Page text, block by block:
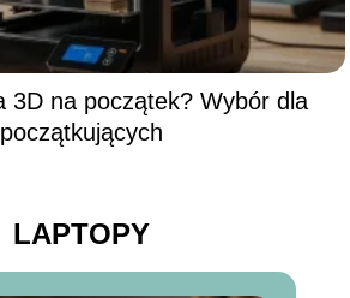
3D na początek? Wybór dla
początkujących
LAPTOPY